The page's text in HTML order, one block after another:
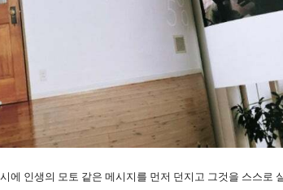
에 인생의 모토 같은 메시지를 먼저 던지고 그것을 스스로